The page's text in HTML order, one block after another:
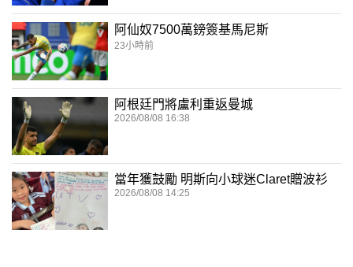
阿仙奴7500萬鎊簽基馬尼斯
23小時前
阿根廷門將盧利重返曼城
2026/08/08 16:38
當年獲鼓勵 明斯向小球迷Claret贈波衫
2026/08/08 14:25